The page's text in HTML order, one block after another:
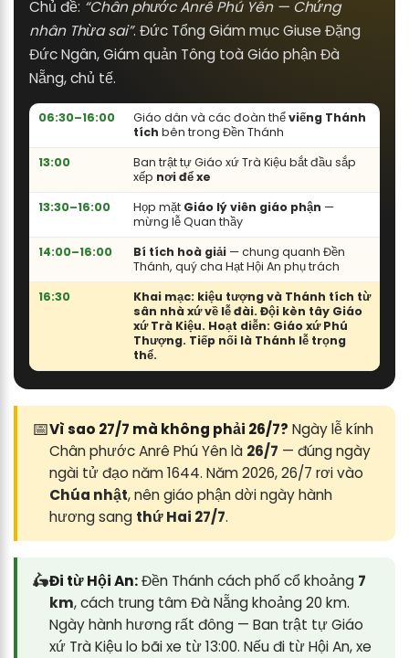
Chủ đề: “Chân phước Anrê Phú Yên — Chứng
nhân Thừa sai”. Đức Tổng Giám mục Giuse Đặng
Đức Ngân, Giám quản Tông toà Giáo phận Đà
Nẵng, chủ tế.
06:30–16:00 Giáo dân và các đoàn thểviếng Thánh
tích bên trong Đền Thánh
13:00
Ban trật tự Giáo xứ Trà Kiệu bắt đầu sắp
xếp nơi để xe
13:30–16:00
Họp mặt Giáo lý viên giáo phận —
mừng lễ Quan thầy
14:00–16:00
Bí tích hoà giải — chung quanh Đền
Thánh, quý cha Hạt Hội An phụ trách
16:30
Khai mạc: kiệu tượng và Thánh tích từ
sân nhà xứ về lễ đài. Đội kèn tây Giáo
xứ Trà Kiệu. Hoạt diễn: Giáo xứ Phú
Thượng. Tiếp nối là Thánh lễ trọng
thể.
📅Vì sao 27/7 mà không phải 26/7? Ngày lễ kính
Chân phước Anrê Phú Yên là 26/7 — đúng ngày
ngài tử đạo năm 1644. Năm 2026, 26/7 rơi vào
Chúa nhật, nên giáo phận dời ngày hành
hương sang thứ Hai 27/7.
🛵Đi từ Hội An:Đền Thánh cách phố cổ khoảng 7
km, cách trung tâm Đà Nẵng khoảng 20 km.
Ngày hành hương rất đông — Ban trật tự Giáo
xứ Trà Kiệu lo bãi xe từ 13:00. Nếu đi từ Hội An, xe